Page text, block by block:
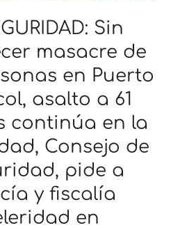
Sin
masacre de
en Puerto
asalto a 61
continúa en la
Consejo de
pide a
y fiscalía
en